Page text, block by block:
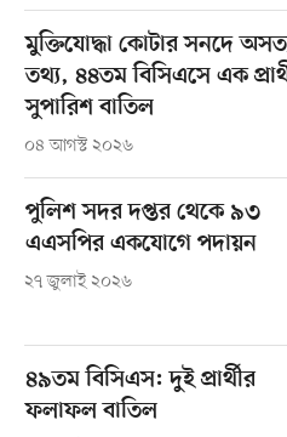
মুক্তিযোদ্ধা কোটার সনদে
তথ্য, ৪৪তম বিসিএসে এক
সুপারিশ বাতিল
০৪ আগস্ট ২০২৬
পুলিশ সদর দপ্তর থেকে ৯৩
এএসপির একযোগে পদায়ন
২৭ জুলাই ২০২৬
৪৯তম বিসিএস: দুই প্রার্থীর
ফলাফল বাতিল